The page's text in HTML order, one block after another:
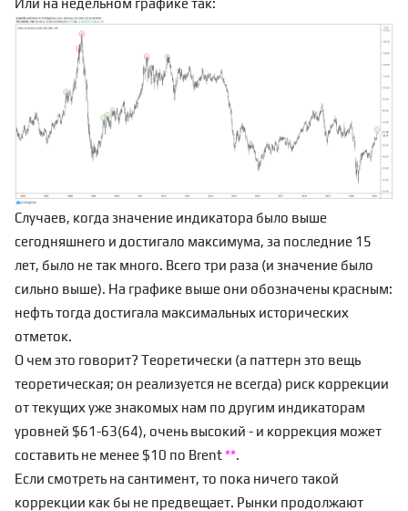
Или на недельном графике так:
Случаев, когда значение индикатора было выше
сегодняшнего и достигало максимума, за последние 15
лет, было не так много. Всего три раза (и значение было
сильно выше). На графике выше они обозначены красным:
нефть тогда достигала максимальных исторических
отметок.
О чем это говорит? Теоретически (а паттерн это вещь
теоретическая; он реализуется не всегда) риск коррекции
от текущих уже знакомых нам по другим индикаторам
уровней $61-63(64), очень высокий - и коррекция может
составить не менее $10 по Brent**.
Если смотреть на сантимент, то пока ничего такой
коррекции как бы не предвещает. Рынки продолжают